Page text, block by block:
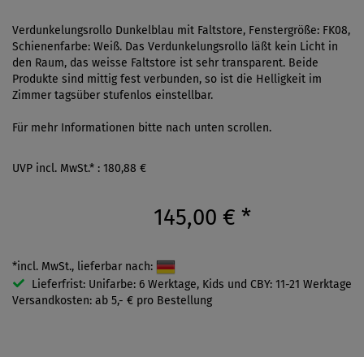
Verdunkelungsrollo Dunkelblau mit Faltstore, Fenstergröße: FK08,
Schienenfarbe: Weiß. Das Verdunkelungsrollo läßt kein Licht in
den Raum, das weisse Faltstore ist sehr transparent. Beide
Produkte sind mittig fest verbunden, so ist die Helligkeit im
Zimmer tagsüber stufenlos einstellbar.
Für mehr Informationen bitte nach unten scrollen.
UVP incl. MwSt.* : 180,88 €
145,00 € *
*incl. MwSt., lieferbar nach:
Lieferfrist: Unifarbe: 6 Werktage, Kids und CBY: 11-21 Werktage
Versandkosten: ab 5,- € pro Bestellung